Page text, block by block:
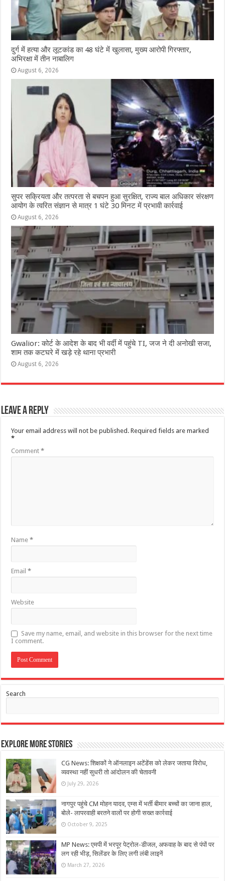
दुर्ग में हत्या और लूटकांड का 48 घंटे में खुलासा, मुख्य आरोपी गिरफ्तार,
अभिरक्षा में तीन नाबालिग
August 6, 2026
सुपर सक्रियता और तत्परता से बचपन हुआ सुरक्षित, राज्य बाल अधिकार संरक्षण
आयोग के त्वरित संज्ञान से मात्र 1 घंटे 30 मिनट में प्रभावी कार्रवाई
August 6, 2026
Gwalior: कोर्ट के आदेश के बाद भी वर्दी में पहुंचे TI, जज ने दी अनोखी सजा,
शाम तक कटघरे में खड़े रहे थाना प्रभारी
August 6, 2026
Leave a Reply
Your email address will not be published. Required fields are marked
*
Comment*
Name*
Email*
Website
Save my name, email, and website in this browser for the next time
I comment.
Search
Explore More Stories
CG News: शिक्षकों ने ऑनलाइन अटेंडेंस को लेकर जताया विरोध,
व्यवस्था नहीं सुधरी तो आंदोलन की चेतावनी
July 29, 2026
नागपुर पहुंचे CM मोहन यादव, एम्स में भर्ती बीमार बच्चों का जाना हाल,
बोले- लापरवाही बरतने वालों पर होगी सख्त कार्रवाई
October 9, 2025
MP News: एमपी में भरपूर पेट्रोल-डीजल, अफवाह के बाद से पंपों पर
लग रही भीड़, सिलेंडर के लिए लगी लंबी लाइनें
March 27, 2026